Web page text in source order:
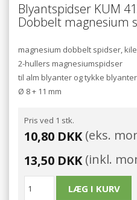
Blyantspidser KUM
Dobbelt magnesium
magnesium dobbelt spidser,
2-hullers magnesiumspidser
til alm blyanter og tykke blyanter
Ø 8 + 11 mm
Pris ved 1 stk.
10,80 DKK(eks.
13,50 DKK(inkl.